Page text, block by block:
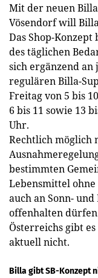
Mit der neuen
Vösendorf will
Das Shop-
des täglichen
sich ergänzend
regulären Billa-
Freitag von 5 bis
6 bis 11 sowie 13
Uhr.
Rechtlich möglich
bestimmten
Lebensmittel
auch an Sonn-
offenhalten
Österreichs gibt
aktuell nicht.
Billa gibt SB-Konzept